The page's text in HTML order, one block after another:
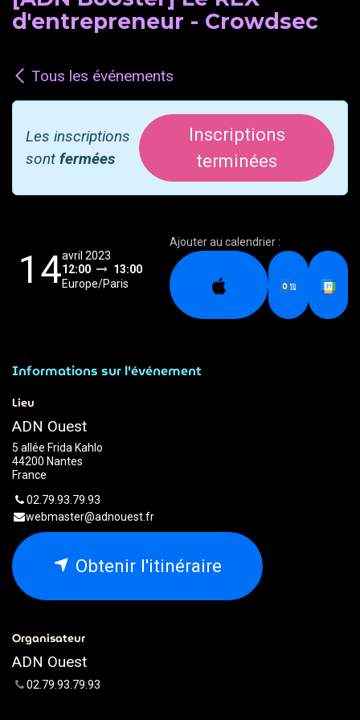
d'entrepreneur - Crowdsec
Tous les événements
Les inscriptions
sont fermées
Inscriptions
terminées
14avril 2023
12:00
13:00
Europe/Paris
Ajouter au calendrier :
Informations sur l'événement
Lieu
ADN Ouest
5 allée Frida Kahlo
44200 Nantes
France
02.79.93.79.93
webmaster@adnouest.fr
Obtenir l'itinéraire
Organisateur
ADN Ouest
02.79.93.79.93